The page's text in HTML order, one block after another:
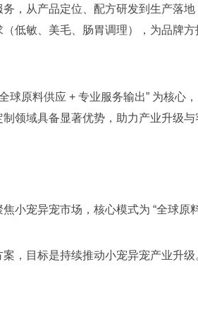
，从产品定位、配方研发到生产落
低敏、美毛、肠胃调理），为品牌
球原料供应 + 专业服务输出” 为核心
领域具备显著优势，助力产业升级与
小宠异宠市场，核心模式为 “全球原
，目标是持续推动小宠异宠产业升级